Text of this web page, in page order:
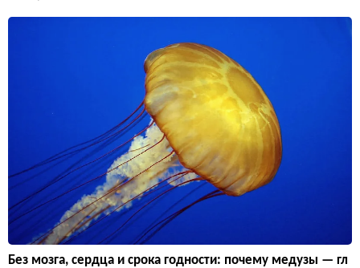
Без мозга, сердца и срока годности: почему медузы — гл